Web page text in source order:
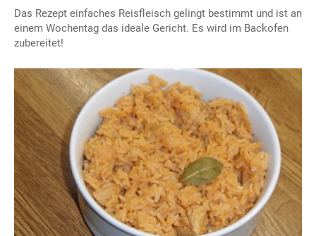
Das Rezept einfaches Reisfleisch gelingt bestimmt und ist an
einem Wochentag das ideale Gericht. Es wird im Backofen
zubereitet!